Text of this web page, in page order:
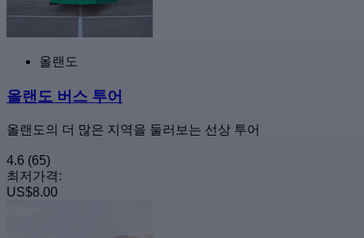
올랜도
올랜도 버스 투어
올랜도의 더 많은 지역을 둘러보는 선상 투어
4.6 (65)
최저가격:
US$8.00